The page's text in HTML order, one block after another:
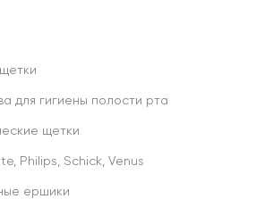
для гигиены полости рта
щетки
Philips, Schick, Venus
ершики